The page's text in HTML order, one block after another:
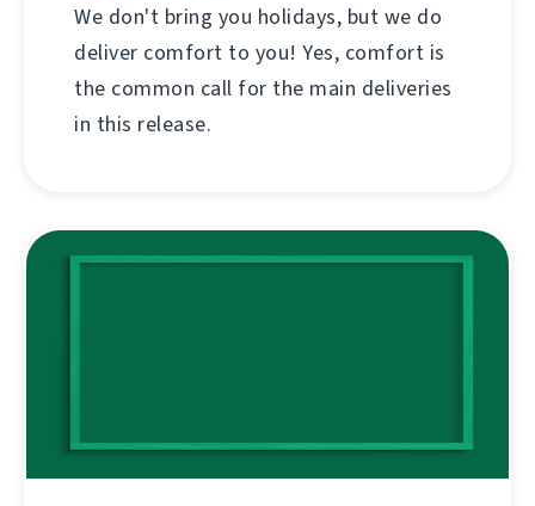
We don't bring you holidays, but we do
deliver comfort to you! Yes, comfort is
the common call for the main deliveries
in this release.